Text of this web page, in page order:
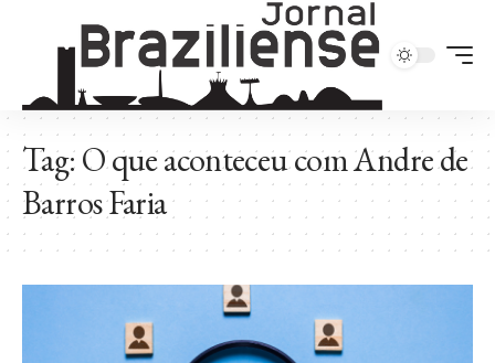
Tag:O que aconteceu com Andre de
Barros Faria